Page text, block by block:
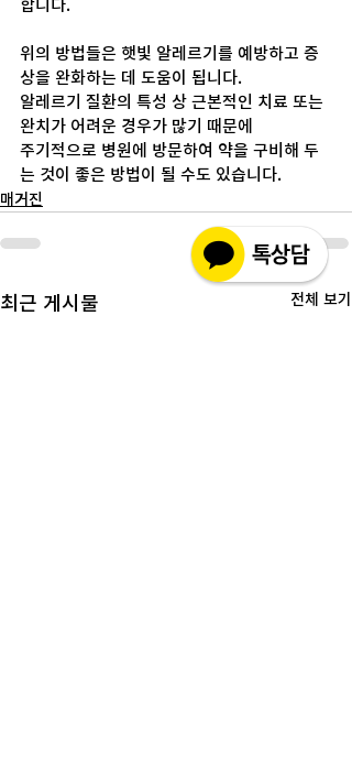
합니다.
위의 방법들은 햇빛 알레르기를 예방하고 증
상을 완화하는 데 도움이 됩니다.
알레르기 질환의 특성 상 근본적인 치료 또는
완치가 어려운 경우가 많기 때문에
주기적으로 병원에 방문하여 약을 구비해 두
는 것이 좋은 방법이 될 수도 있습니다.
매거진
최근 게시물 전체 보기